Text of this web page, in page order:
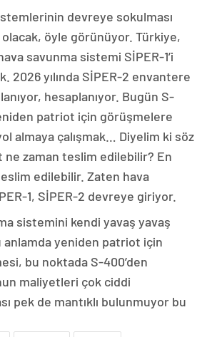
devreye sokulması
öyle görünüyor. Türkiye,
savunma sistemi SİPER-1’i
2026 yılında SİPER-2 envantere
hesaplanıyor. Bugün S-
patriot için görüşmelere
almaya çalışmak… Diyelim ki söz
zaman teslim edilebilir? En
edilebilir. Zaten hava
1, SİPER-2 devreye giriyor.
sistemini kendi yavaş yavaş
anlamda yeniden patriot için
bu noktada S-400’den
maliyetleri çok ciddi
pek de mantıklı bulunmuyor bu